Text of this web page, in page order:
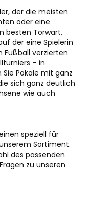
der die meisten
oder eine
besten Torwart,
der eine Spielerin
verzierten
– in
Pokale mit ganz
sich ganz deutlich
wie auch
speziell für
Sortiment.
des passenden
zu unseren